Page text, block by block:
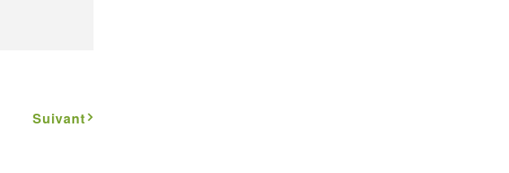
Suivant